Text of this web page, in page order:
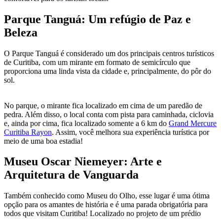
Parque Tanguá: Um refúgio de Paz e
Beleza
O Parque Tanguá é considerado um dos principais centros turísticos
de Curitiba, com um mirante em formato de semicírculo que
proporciona uma linda vista da cidade e, principalmente, do pôr do
sol.
No parque, o mirante fica localizado em cima de um paredão de
pedra. Além disso, o local conta com pista para caminhada, ciclovia
e, ainda por cima, fica localizado somente a 6 km do Grand Mercure
Curitiba Rayon. Assim, você melhora sua experiência turística por
meio de uma boa estadia!
Museu Oscar Niemeyer: Arte e
Arquitetura de Vanguarda
Também conhecido como Museu do Olho, esse lugar é uma ótima
opção para os amantes de história e é uma parada obrigatória para
todos que visitam Curitiba! Localizado no projeto de um prédio